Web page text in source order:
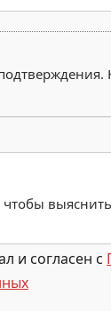
чтобы
и согласен с